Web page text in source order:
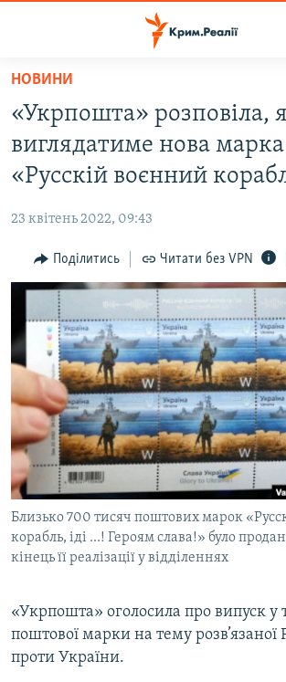
Перейти
основного
матеріалу
Перейти
до
основної
Перейти
до
ВОДА.КРИМ
ВІДЕО ТА ФОТО
БЛОГИ
ПОГЛЯД
ІНТЕРВ'Ю
ВСЕ ЗА ДЕНЬ
СПЕЦПРОЕКТИ
ДЕПОРТАЦІЯ
ВІДЕОУРОКИ «ELIFBE»
СВІДЧЕННЯ ОКУПАЦІЇ
УКРАЇНСЬКА ПРОБЛЕМА КРИМУ
ІНФОГРАФІКА
ЯК ОБІЙТИ БЛОКУВАННЯ
Русский
Qırımtatar
ДОЛУЧАЙСЯ!
Усі сайти RFE/RL
НОВИНИ
«Укрпошта» розповіла,
виглядатиме нова марка
«Русскій воєнний
23 квітень 2022, 09:43
Поділитись Читати без VPN
Близько 700 тисяч поштових марок
корабль, іді ...! Героям слава!» було
кінець її реалізації у відділеннях
«Укрпошта» оголосила про випуск у
поштової марки на тему розв’язаної
проти України.